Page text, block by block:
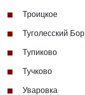
Троицкое
Туголесский Бор
Тупиково
Тучково
Уваровка